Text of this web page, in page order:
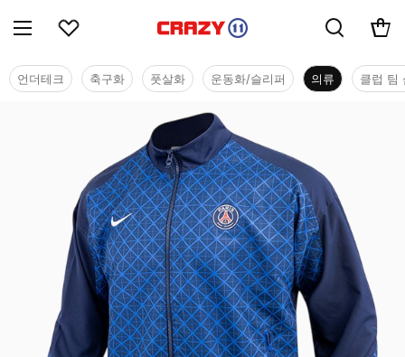
언더테크 축구화 풋살화 운동화/슬리퍼 의류 클럽 팀